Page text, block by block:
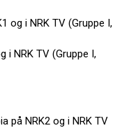
og i NRK TV (Gruppe I,
i NRK TV (Gruppe I,
på NRK2 og i NRK TV